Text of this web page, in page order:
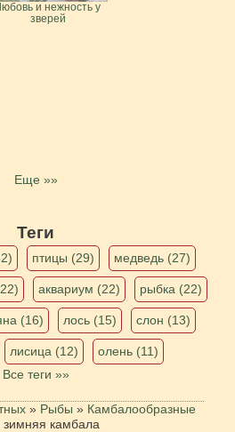
и нежность у
зверей
Еще »»
Теги
птицы (29) медведь (27)
аквариум (22) рыбка (22)
(16) лось (15) слон (13)
лисица (12)
олень (11)
Все теги »»
» Рыбы » Камбалообразные
зимняя камбала